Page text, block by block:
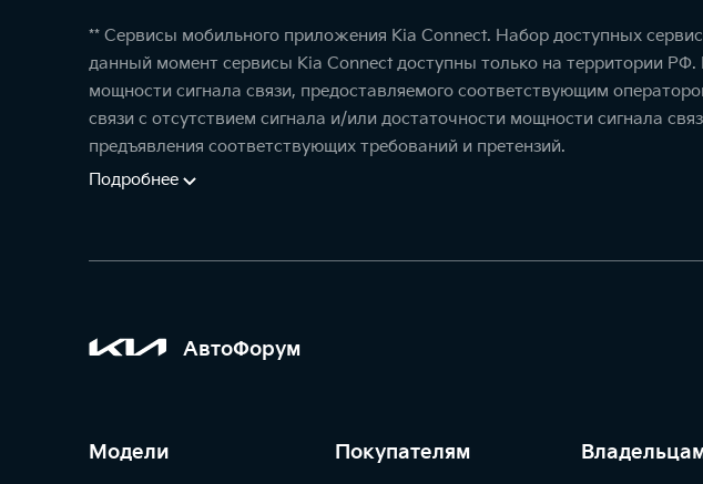
** Сервисы мобильного приложения Kia Connect. Набор доступных
данный момент сервисы Kia Connect доступны только на территории
мощности сигнала связи, предоставляемого соответствующим
связи с отсутствием сигнала и/или достаточности мощности сигнала
предъявления соответствующих требований и претензий.
Подробнее
АвтоФорум
Модели Покупателям